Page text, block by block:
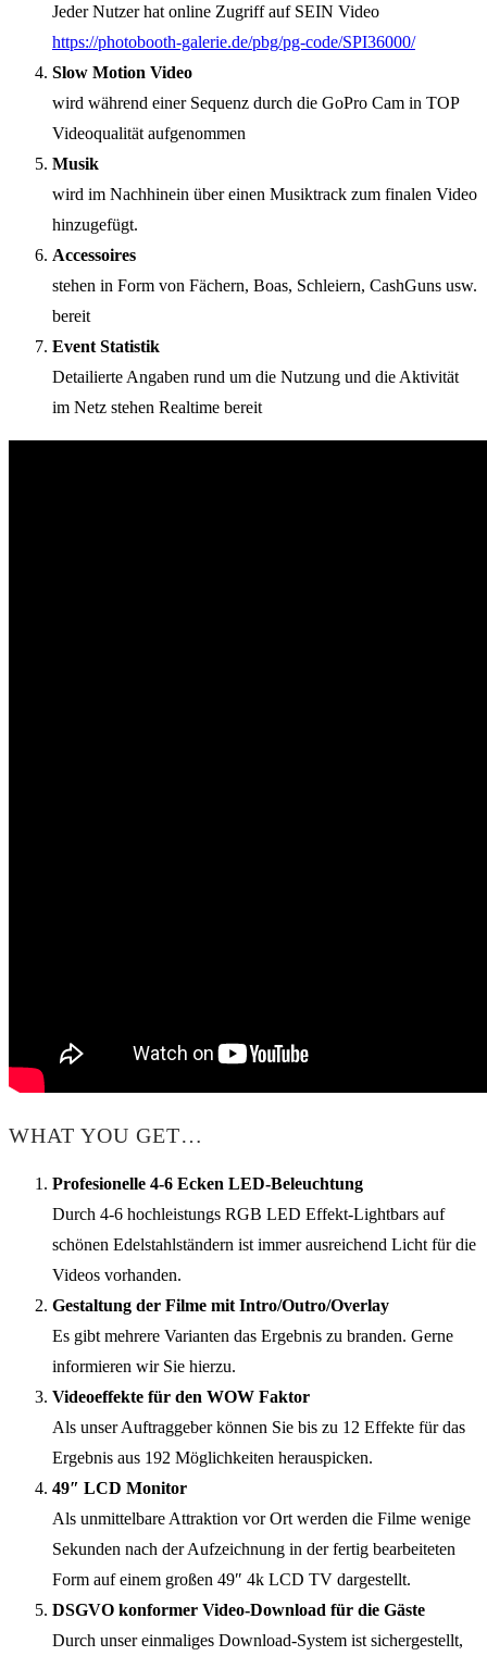
Jeder Nutzer hat online Zugriff auf SEIN Video
https://photobooth-galerie.de/pbg/pg-code/SPI36000/
Slow Motion Video
wird während einer Sequenz durch die GoPro Cam in TOP
Videoqualität aufgenommen
Musik
wird im Nachhinein über einen Musiktrack zum finalen Video
hinzugefügt.
Accessoires
stehen in Form von Fächern, Boas, Schleiern, CashGuns usw.
bereit
Event Statistik
Detailierte Angaben rund um die Nutzung und die Aktivität
im Netz stehen Realtime bereit
WHAT YOU GET…
Profesionelle 4-6 Ecken LED-Beleuchtung
Durch 4-6 hochleistungs RGB LED Effekt-Lightbars auf
schönen Edelstahlständern ist immer ausreichend Licht für die
Videos vorhanden.
Gestaltung der Filme mit Intro/Outro/Overlay
Es gibt mehrere Varianten das Ergebnis zu branden. Gerne
informieren wir Sie hierzu.
Videoeffekte für den WOW Faktor
Als unser Auftraggeber können Sie bis zu 12 Effekte für das
Ergebnis aus 192 Möglichkeiten herauspicken.
49″ LCD Monitor
Als unmittelbare Attraktion vor Ort werden die Filme wenige
Sekunden nach der Aufzeichnung in der fertig bearbeiteten
Form auf einem großen 49″ 4k LCD TV dargestellt.
DSGVO konformer Video-Download für die Gäste
Durch unser einmaliges Download-System ist sichergestellt,